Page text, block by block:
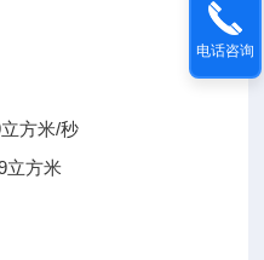
方米/秒
立方米
电话咨询